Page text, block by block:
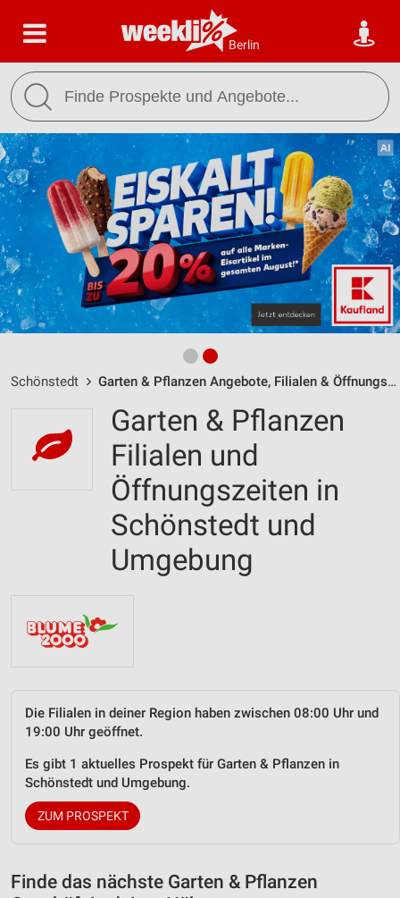
Berlin
Schönstedt Garten & Pflanzen Angebote, Filialen & Öffnungszeiten
Garten & Pflanzen
Filialen und
Öffnungszeiten in
Schönstedt und
Umgebung
Die Filialen in deiner Region haben zwischen 08:00 Uhr und
19:00 Uhr geöffnet.
Es gibt 1 aktuelles Prospekt für Garten & Pflanzen in
Schönstedt und Umgebung.
ZUM PROSPEKT
Finde das nächste Garten & Pflanzen